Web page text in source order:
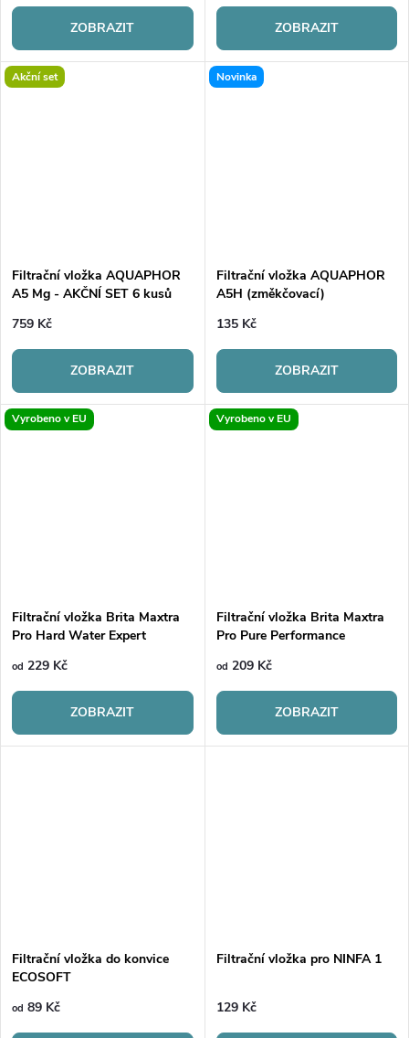
ZOBRAZIT ZOBRAZIT
Akční set
Filtrační vložka AQUAPHOR
A5 Mg - AKČNÍ SET 6 kusů
759 Kč
ZOBRAZIT
Novinka
Filtrační vložka AQUAPHOR
A5H (změkčovací)
135 Kč
ZOBRAZIT
Vyrobeno v EU
Filtrační vložka Brita Maxtra
Pro Hard Water Expert
od 229 Kč
ZOBRAZIT
Vyrobeno v EU
Filtrační vložka Brita Maxtra
Pro Pure Performance
od 209 Kč
ZOBRAZIT
Filtrační vložka do konvice
ECOSOFT
od 89 Kč
Filtrační vložka pro NINFA 1
129 Kč